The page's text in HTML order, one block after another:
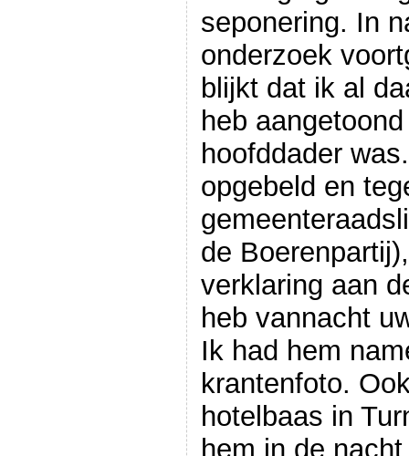
seponering. In
onderzoek
blijkt dat ik al
heb
hoofddader
opgebeld en
de
verklaring aan
heb vannacht
Ik had hem
krantenfoto.
hotelbaas in
hem in de